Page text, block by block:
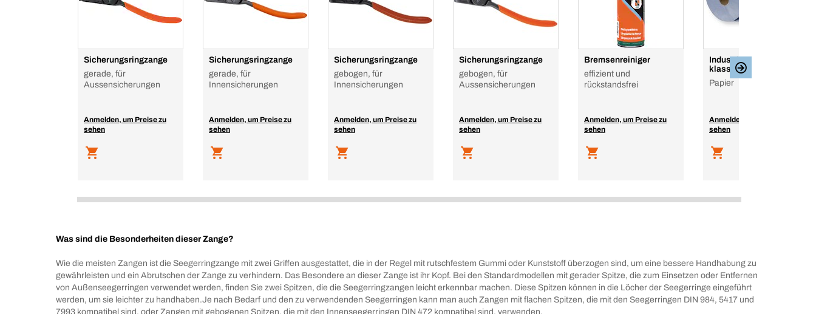
Sicherungsringzange
gerade, für
Aussensicherungen
Anmelden, um Preise zu
sehen
Sicherungsringzange
gerade, für
Innensicherungen
Anmelden, um Preise zu
sehen
Sicherungsringzange
gebogen, für
Innensicherungen
Anmelden, um Preise zu
sehen
Sicherungsringzange
gebogen, für
Aussensicherungen
Anmelden, um Preise zu
sehen
Bremsenreiniger
effizient und
rückstandsfrei
Anmelden, um Preise zu
sehen
Industriereinigungstuch
klassisch
Papier
Anmelden, um Preise zu
sehen
Was sind die Besonderheiten dieser Zange?
Wie die meisten Zangen ist die Seegerringzange mit zwei Griffen ausgestattet, die in der Regel mit rutschfestem Gummi oder Kunststoff überzogen sind, um eine bessere Handhabung zu
gewährleisten und ein Abrutschen der Zange zu verhindern. Das Besondere an dieser Zange ist ihr Kopf. Bei den Standardmodellen mit gerader Spitze, die zum Einsetzen oder Entfernen
von Außenseegerringen verwendet werden, finden Sie zwei Spitzen, die die Seegerringzangen leicht erkennbar machen. Diese Spitzen können in die Löcher der Seegerringe eingeführt
werden, um sie leichter zu handhaben.Je nach Bedarf und den zu verwendenden Seegerringen kann man auch Zangen mit flachen Spitzen, die mit den Seegerringen DIN 984, 5417 und
7993 kompatibel sind, oder Zangen mit gebogenen Spitzen, die mit den Innenseegerringen DIN 472 kompatibel sind, verwenden.